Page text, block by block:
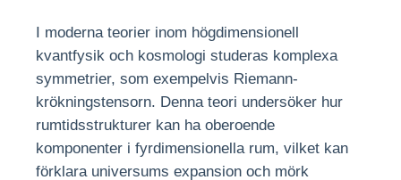
I moderna teorier inom högdimensionell
kvantfysik och kosmologi studeras komplexa
symmetrier, som exempelvis Riemann-
krökningstensorn. Denna teori undersöker hur
rumtidsstrukturer kan ha oberoende
komponenter i fyrdimensionella rum, vilket kan
förklara universums expansion och mörk